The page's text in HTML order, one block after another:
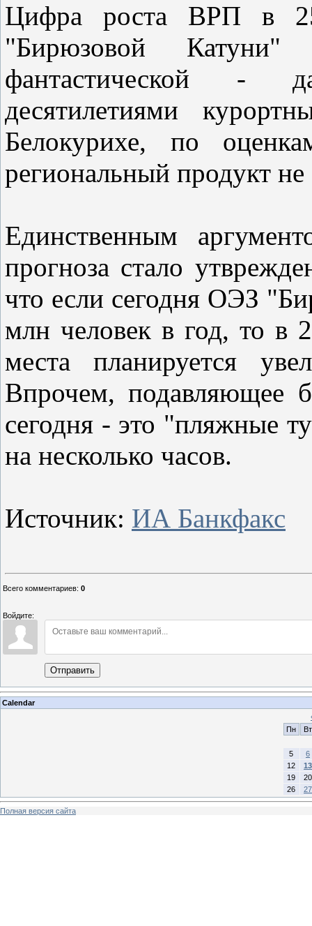
Цифра роста ВРП в
"Бирюзовой Катуни"
фантастической -
десятилетиями
Белокурихе, по
региональный продукт
Единственным
прогноза стало
что если сегодня ОЭЗ
млн человек в год, то в
места планируется
Впрочем, подавляющее
сегодня - это "пляжные
на несколько часов.
Источник: ИА Банкфакс
Всего комментариев: 0
Войдите:
Отправить
Calendar
Пн
Вт
5
6
12
13
19
20
26
27
Полная версия сайта